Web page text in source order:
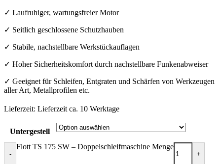
✓ Laufruhiger, wartungsfreier Motor
✓ Seitlich geschlossene Schutzhauben
✓ Stabile, nachstellbare Werkstückauflagen
✓ Hoher Sicherheitskomfort durch nachstellbare Funkenabweiser
✓ Geeignet für Schleifen, Entgraten und Schärfen von Werkzeugen
aller Art, Metallprofilen etc.
Lieferzeit: Lieferzeit ca. 10 Werktage
Untergestell
-
Flott TS 175 SW – Doppelschleifmaschine Menge
+